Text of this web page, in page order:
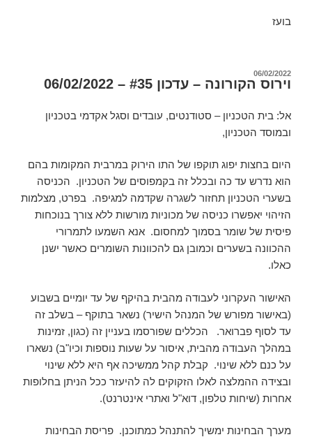
בועז
פורסם
06/02/2022
וירוס הקורונה – עדכון #35 – 06/02/2022
אל: בית הטכניון – סטודנטים, עובדים וסגל אקדמי בטכניון
ובמוסד הטכניון,
היום בחצות יפוג תוקפו של התו הירוק במרבית המקומות בהם
הוא נדרש עד כה ובכלל זה בקמפוסים של הטכניון. הכניסה
בשערי הטכניון תחזור לשגרה שקדמה למגיפה. בפרט, מצלמות
הזיהוי יאפשרו כניסה של מכוניות מורשות ללא צורך בנוכחות
פיסית של שומר בסמוך למחסום. אנא השמעו לתמרורי
ההכוונה בשערים וכמובן גם להכוונות השומרים כאשר ישנן
כאלו.
האישור העקרוני לעבודה מהבית בהיקף של עד יומיים בשבוע
(באישור מפורש של המנהל הישיר) נשאר בתוקף – בשלב זה
עד לסוף פברואר. הכללים שפורסמו בעניין זה (כגון, זמינות
במהלך העבודה מהבית, איסור על שעות נוספות וכיו"ב) נשארו
על כנם ללא שינוי. קבלת קהל ממשיכה אף היא ללא שינוי
ובצידה ההמלצה לאלו הזקוקים לה להיעזר ככל הניתן בחלופות
אחרות (שיחות טלפון, דוא"ל ואתרי אינטרנט).
מערך הבחינות ימשיך להתנהל כמתוכנן. פריסת הבחינות